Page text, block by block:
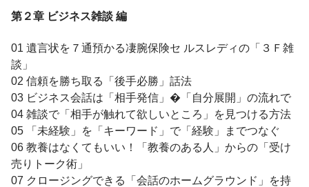
第２章 ビジネス雑談 編
01 遺言状を７通預かる凄腕保険セ ルスレディの「３Ｆ雑
談」
02 信頼を勝ち取る「後手必勝」話法
03 ビジネス会話は「相手発信」�「自分展開」の流れで
04 雑談で「相手が触れて欲しいところ」を見つける方法
05 「未経験」を「キーワード」で「経験」までつなぐ
06 教養はなくてもいい！「教養のある人」からの「受け
売りトーク術」
07 クロージングできる「会話のホームグラウンド」を持